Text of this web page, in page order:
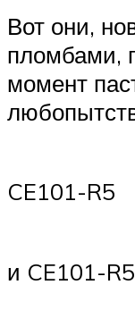
Вот они,
пломбами,
момент
CE101-R5
и CE101-